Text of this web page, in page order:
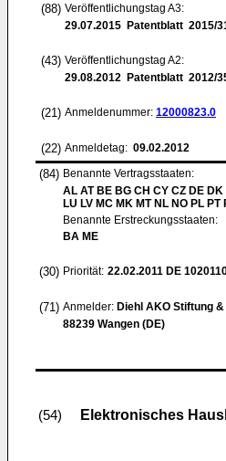
(88) Veröffentlichungstag A3:
29.07.2015 Patentblatt 2015/
(43) Veröffentlichungstag A2:
29.08.2012 Patentblatt 2012/
(21) Anmeldenummer: 12000823.0
(22) Anmeldetag: 09.02.2012
(84) Benannte Vertragsstaaten:
AL AT BE BG CH CY CZ DE DK
LU LV MC MK MT NL NO PL PT
Benannte Erstreckungsstaaten:
BA ME
(30) Priorität: 22.02.2011 DE
(71) Anmelder: Diehl AKO Stiftung &
88239 Wangen (DE)
(54) Elektronisches